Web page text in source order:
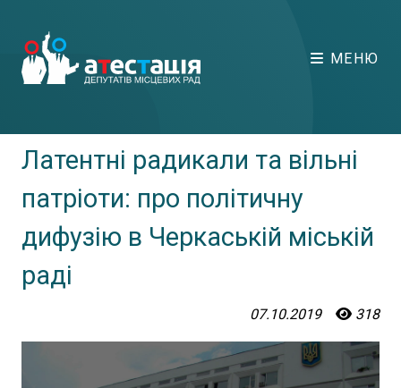
МЕНЮ
Латентні радикали та вільні
патріоти: про політичну
дифузію в Черкаській міській
раді
07.10.2019 318